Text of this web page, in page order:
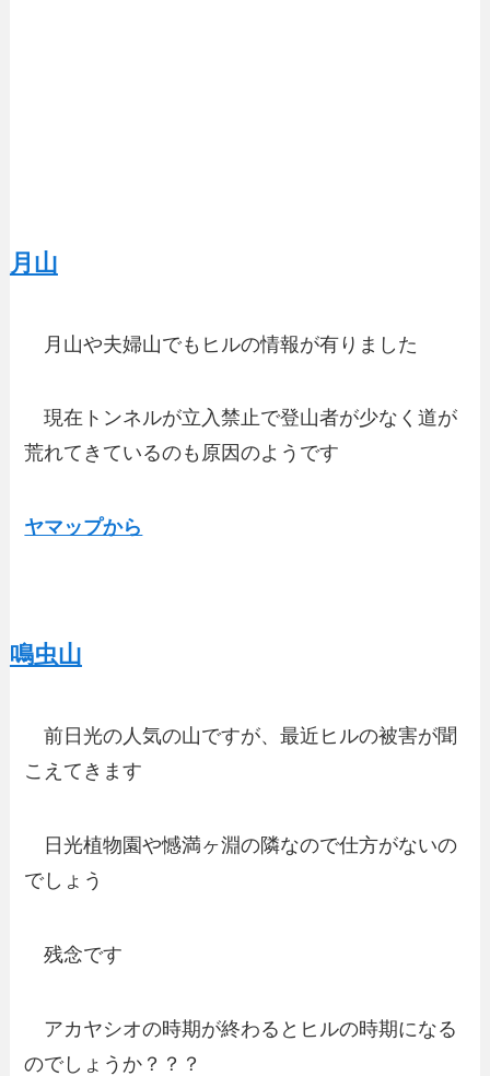
月山
月山や夫婦山でもヒルの情報が有りました
現在トンネルが立入禁止で登山者が少なく道が
荒れてきているのも原因のようです
ヤマップから
鳴虫山
前日光の人気の山ですが、最近ヒルの被害が聞
こえてきます
日光植物園や憾満ヶ淵の隣なので仕方がないの
でしょう
残念です
アカヤシオの時期が終わるとヒルの時期になる
のでしょうか？？？